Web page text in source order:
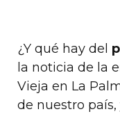
¿Y qué hay del
la noticia de la
Vieja en La
de nuestro